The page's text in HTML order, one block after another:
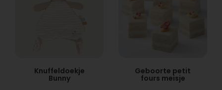
Knuffeldoekje
Bunny
Geboorte petit
fours meisje